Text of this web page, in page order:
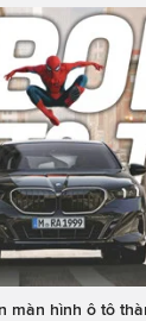
màn hình ô tô